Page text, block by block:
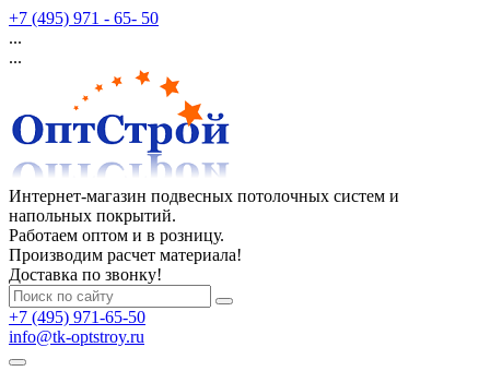
+7 (495) 971 - 65- 50
...
...
Интернет-магазин подвесных потолочных систем и
напольных покрытий.
Работаем оптом и в розницу.
Производим расчет материала!
Доставка по звонку!
+7 (495) 971-65-50
info@tk-optstroy.ru